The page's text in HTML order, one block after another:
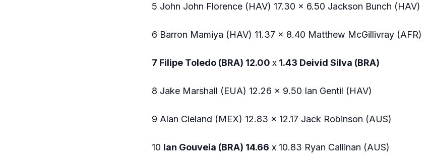
5 John John Florence (HAV) 17.30 x 6.50 Jackson Bunch (HAV)
6 Barron Mamiya (HAV) 11.37 x 8.40 Matthew McGillivray (AFR)
7 Filipe Toledo (BRA) 12.00 x1.43 Deivid Silva (BRA)
8 Jake Marshall (EUA) 12.26 x 9.50 Ian Gentil (HAV)
9 Alan Cleland (MEX) 12.83 x 12.17 Jack Robinson (AUS)
10 Ian Gouveia (BRA) 14.66 x 10.83 Ryan Callinan (AUS)